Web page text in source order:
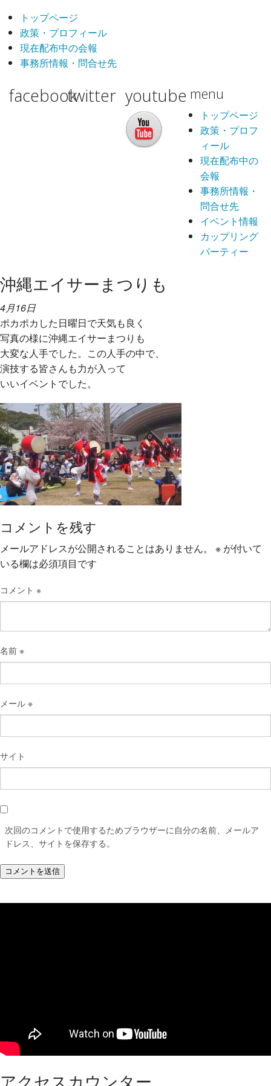
トップページ
政策・プロフィール
現在配布中の会報
事務所情報・問合せ先
facebooktwitter youtube menu
トップページ
政策・プロフ
ィール
現在配布中の
会報
事務所情報・
問合せ先
イベント情報
カップリング
パーティー
沖縄エイサーまつりも
4月16日
ポカポカした日曜日で天気も良く
写真の様に沖縄エイサーまつりも
大変な人手でした。この人手の中で、
演技する皆さんも力が入って
いいイベントでした。
コメントを残す
メールアドレスが公開されることはありません。 ※ が付いて
いる欄は必須項目です
コメント ※
名前 ※
メール ※
サイト
次回のコメントで使用するためブラウザーに自分の名前、メールア
ドレス、サイトを保存する。
アクセスカウンター